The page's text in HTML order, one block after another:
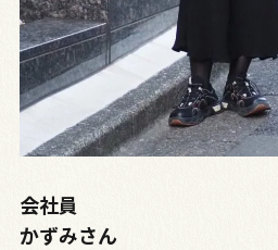
会社員
かずみさん